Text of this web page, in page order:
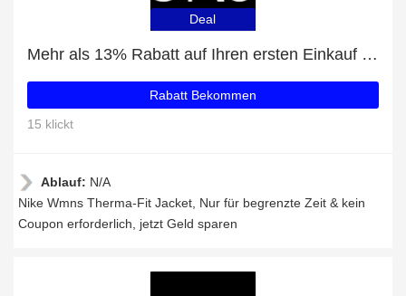
Deal
Mehr als 13% Rabatt auf Ihren ersten Einkauf plus 5% Rabatt auf Nike Wmns Therma-Fit Jacket
Rabatt Bekommen
15 klickt
Ablauf: N/A
Nike Wmns Therma-Fit Jacket, Nur für begrenzte Zeit & kein
Coupon erforderlich, jetzt Geld sparen